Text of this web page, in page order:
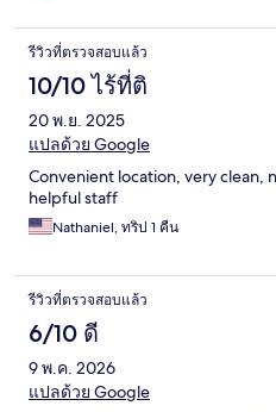
รีวิวที่ตรวจสอบแล้ว
10/10 ไร้ที่ติ
20 พ.ย. 2025
แปลด้วย Google
Convenient location, very clean,
helpful staff
Nathaniel, ทริป 1 คืน
รีวิวที่ตรวจสอบแล้ว
6/10 ดี
9 พ.ค. 2026
แปลด้วย Google